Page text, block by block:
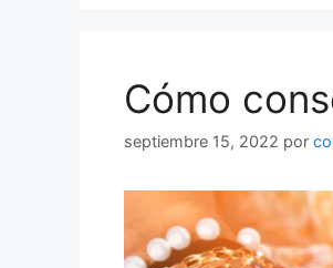
Cómo
septiembre 15, 2022 por